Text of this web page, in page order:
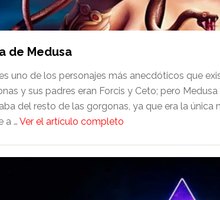
de Medusa
uno de los personajes más anecdóticos que
y sus padres eran Forcis y Ceto; pero
del resto de las gorgonas, ya que era la única
a … Ver el artículo completo